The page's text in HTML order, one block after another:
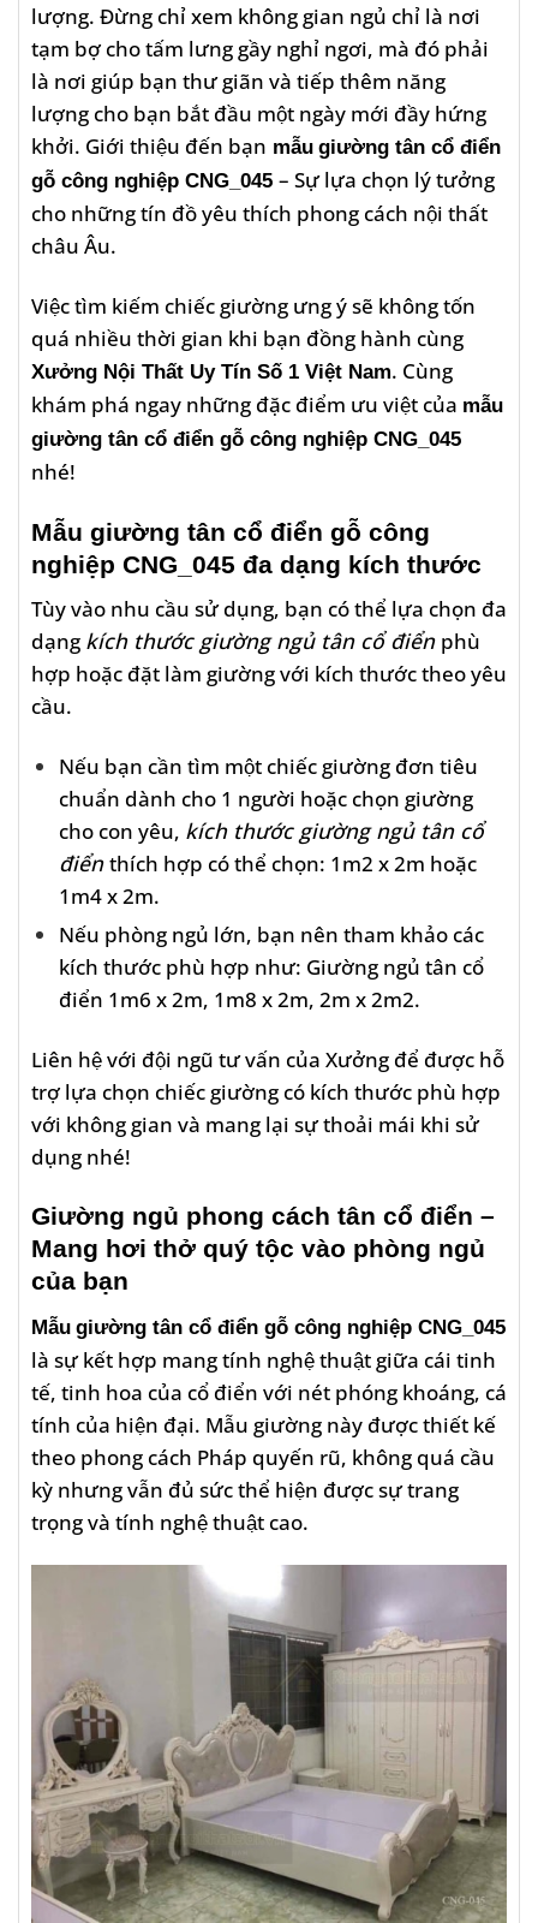
lượng. Đừng chỉ xem không gian ngủ chỉ là nơi
tạm bợ cho tấm lưng gầy nghỉ ngơi, mà đó phải
là nơi giúp bạn thư giãn và tiếp thêm năng
lượng cho bạn bắt đầu một ngày mới đầy hứng
khởi. Giới thiệu đến bạn mẫu giường tân cổ điển
gỗ công nghiệp CNG_045 – Sự lựa chọn lý tưởng
cho những tín đồ yêu thích phong cách nội thất
châu Âu.
Việc tìm kiếm chiếc giường ưng ý sẽ không tốn
quá nhiều thời gian khi bạn đồng hành cùng
Xưởng Nội Thất Uy Tín Số 1 Việt Nam. Cùng
khám phá ngay những đặc điểm ưu việt của mẫu
giường tân cổ điển gỗ công nghiệp CNG_045
nhé!
Mẫu giường tân cổ điển gỗ công
nghiệp CNG_045 đa dạng kích thước
Tùy vào nhu cầu sử dụng, bạn có thể lựa chọn đa
dạng kích thước giường ngủ tân cổ điển phù
hợp hoặc đặt làm giường với kích thước theo yêu
cầu.
Nếu bạn cần tìm một chiếc giường đơn tiêu
chuẩn dành cho 1 người hoặc chọn giường
cho con yêu, kích thước giường ngủ tân cổ
điểnthích hợp có thể chọn: 1m2 x 2m hoặc
1m4 x 2m.
Nếu phòng ngủ lớn, bạn nên tham khảo các
kích thước phù hợp như: Giường ngủ tân cổ
điển 1m6 x 2m, 1m8 x 2m, 2m x 2m2.
Liên hệ với đội ngũ tư vấn của Xưởng để được hỗ
trợ lựa chọn chiếc giường có kích thước phù hợp
với không gian và mang lại sự thoải mái khi sử
dụng nhé!
Giường ngủ phong cách tân cổ điển –
Mang hơi thở quý tộc vào phòng ngủ
của bạn
Mẫu giường tân cổ điển gỗ công nghiệp CNG_045
là sự kết hợp mang tính nghệ thuật giữa cái tinh
tế, tinh hoa của cổ điển với nét phóng khoáng, cá
tính của hiện đại. Mẫu giường này được thiết kế
theo phong cách Pháp quyến rũ, không quá cầu
kỳ nhưng vẫn đủ sức thể hiện được sự trang
trọng và tính nghệ thuật cao.